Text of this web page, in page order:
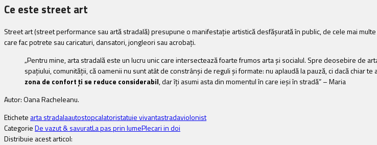
Ce este street art
Street art (street performance sau artă stradală) presupune o manifestaţie artistică desfăşurată în public, de cele mai
care fac potrete sau caricaturi, dansatori, jongleori sau acrobaţi.
„Pentru mine, arta stradală este un lucru unic care intersectează foarte frumos arta și socialul. Spre deosebire de
spațiului, comunității, că oamenii nu sunt atât de constrânși de reguli și formate: nu aplaudă la pauză, ci dacă chiar
zona de confort ți se reduce considerabil, dar îți asumi asta din momentul în care ieși în stradă” – Maria
Autor: Oana Racheleanu.
Etichete arta stradalaautostopcalatoristatuie vivantastradaviolonist
CategorieDe vazut & savuratLa pas prin lumePlecari in doi
Distribuie acest articol: